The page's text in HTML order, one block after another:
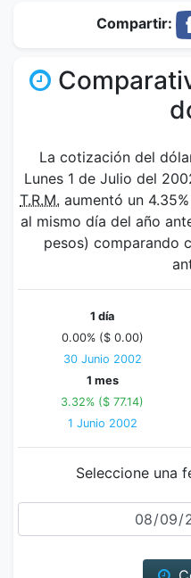
Compartir:
La cotización del
Lunes 1 de Julio del
T.R.M. aumentó un
al mismo día del año
pesos) comparando
1 día
0.00% ($ 0.00)
30 Junio 2002
1 mes
3.32% ($ 77.14)
1 Junio 2002
Seleccione una